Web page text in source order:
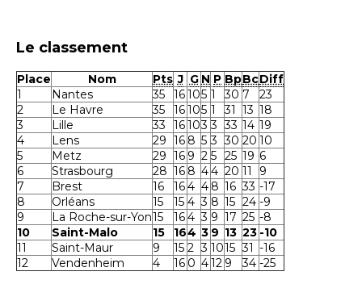
Le classement
Place Nom Pts J G N P BpBcDiff
1
Nantes 35 16105 1 30 7
23
2
Le Havre 35 16105 1 31 13 18
3
Lille 33 16103 3 33 14 19
4
Lens 29 16 8 5 3 30 20 10
5
Metz 29 16 9 2 5 25 19 6
6
Strasbourg 28 16 8 44 20 11
9
7
Brest 16 164 4 8 16 33 -17
8
Orléans 15 15 4 3 8 15 24 -9
9
La Roche-sur-Yon15 164 3 9 17 25 -8
10
Saint-Malo 15 164 3 9 13 23 -10
11
Saint-Maur 9 15 2 3 1015 31 -16
12
Vendenheim 4 16 0 412 9 34 -25